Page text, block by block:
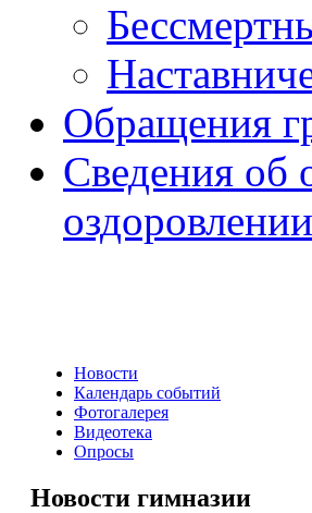
Обращения
Сведения об
оздоровлении
Новости
Календарь событий
Фотогалерея
Видеотека
Опросы
Новости гимназии